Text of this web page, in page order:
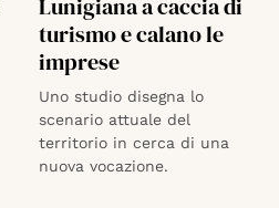
Lunigiana a caccia di
turismo e calano le
imprese
Uno studio disegna lo
scenario attuale del
territorio in cerca di una
nuova vocazione.